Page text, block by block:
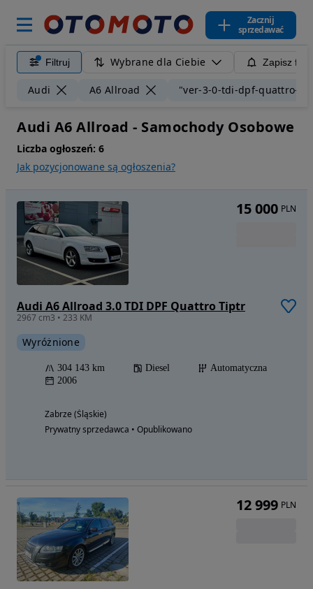
Zacznij
sprzedawać
Filtruj Wybrane dla Ciebie Zapisz
Audi A6 Allroad "ver-3-0-tdi-dpf-quattro-
Audi A6 Allroad - Samochody Osobowe
Liczba ogłoszeń: 6
Jak pozycjonowane są ogłoszenia?
Audi A6 Allroad 3.0 TDI DPF Quattro Tiptr
2967 cm3 • 233 KM
Wyróżnione
304 143 km Diesel
Automatyczna
2006
Zabrze (Śląskie)
Prywatny sprzedawca • Opublikowano
15 000 PLN
12 999 PLN